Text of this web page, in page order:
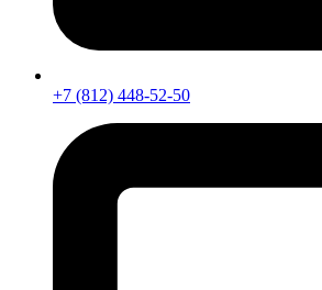
+7 (812) 448-52-50